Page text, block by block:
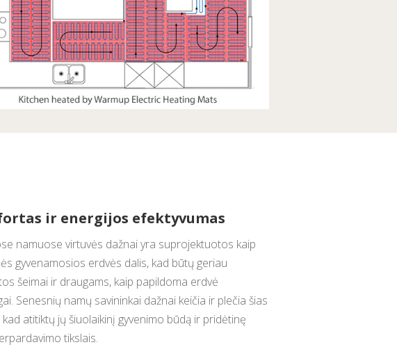
ir energijos efektyvumas
namuose virtuvės dažnai yra suprojektuotos kaip
gyvenamosios erdvės dalis, kad būtų geriau
šeimai ir draugams, kaip papildoma erdvė
Senesnių namų savininkai dažnai keičia ir plečia šias
kad atitiktų jų šiuolaikinį gyvenimo būdą ir pridėtinę
tikslais.